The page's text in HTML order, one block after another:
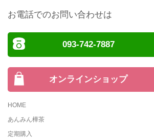
お電話でのお問い合わせは
093-742-7887
オンラインショップ
HOME
あんみん樺茶
定期購入